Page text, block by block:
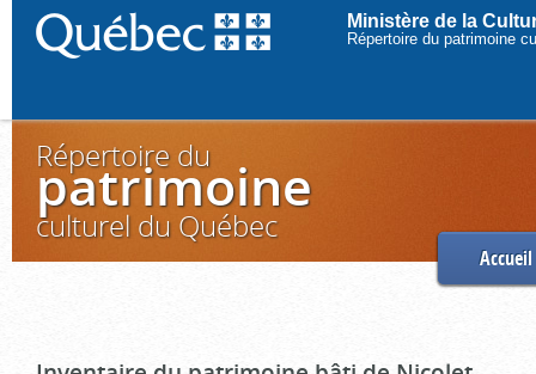
Ministère de la
Répertoire du patrimoine
Répertoire du
patrimoine
culturel du Québec
Accueil